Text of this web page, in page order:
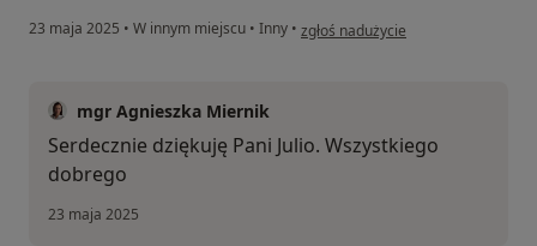
23 maja 2025 • W innym miejscu • Inny • w opinii użytkownika Julia
zgłoś nadużycie
mgr Agnieszka Miernik
Serdecznie dziękuję Pani Julio. Wszystkiego
dobrego
23 maja 2025